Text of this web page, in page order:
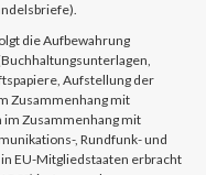
die Aufbewahrung
Aufstellung der
Zusammenhang mit
im Zusammenhang mit
, Rundfunk- und
EU-Mitgliedstaaten erbracht